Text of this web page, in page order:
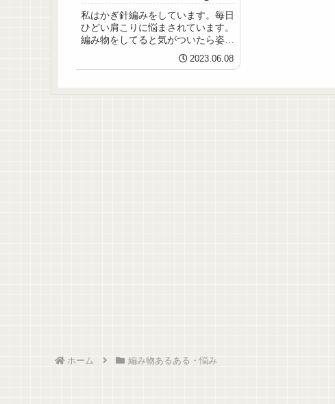
私はかぎ針編みをしています。毎日
ひどい肩こりに悩まされています。
編み物をしてると気がついたら姿勢
が悪い…。最初は姿勢を意識してて
も手先に意識が集中してるから姿勢
2023.06.08
ホーム 編み物あるある・悩み